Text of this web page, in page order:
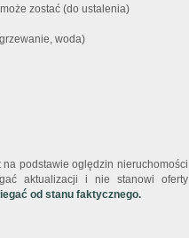
zostać (do ustalenia)
woda)
podstawie oględzin nieruchomości
aktualizacji i nie stanowi oferty
od stanu faktycznego.